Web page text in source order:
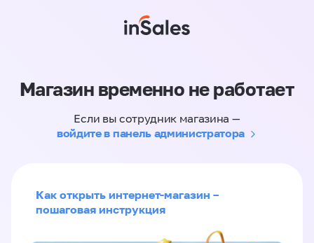
Магазин временно не работает
Если вы сотрудник магазина —
войдите в панель администратора
Как открыть интернет-магазин –
пошаговая инструкция